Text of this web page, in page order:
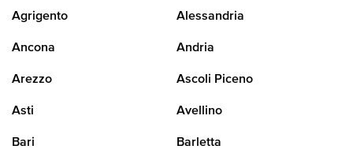
Agrigento Alessandria
Ancona Andria
Arezzo Ascoli Piceno
Asti Avellino
Bari Barletta